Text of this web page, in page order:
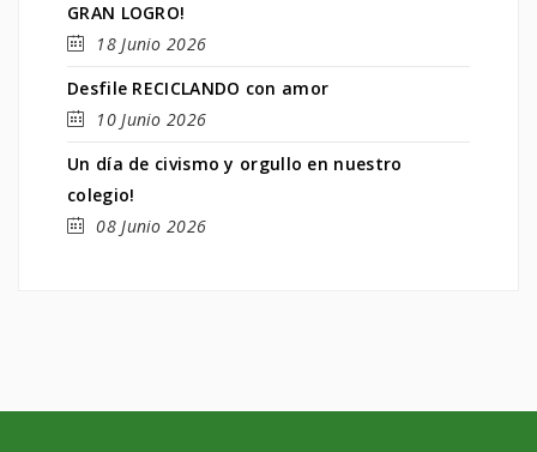
GRAN LOGRO!
18 Junio 2026
Desfile RECICLANDO con amor
10 Junio 2026
Un día de civismo y orgullo en nuestro
colegio!
08 Junio 2026